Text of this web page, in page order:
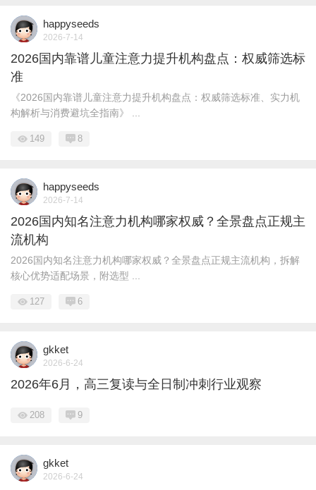
happyseeds
2026-7-14
2026国内靠谱儿童注意力提升机构盘点：权威筛选标
准
《2026国内靠谱儿童注意力提升机构盘点：权威筛选标准、实力机
构解析与消费避坑全指南》 ...
149 8
happyseeds
2026-7-14
2026国内知名注意力机构哪家权威？全景盘点正规主
流机构
2026国内知名注意力机构哪家权威？全景盘点正规主流机构，拆解
核心优势适配场景，附选型 ...
127 6
gkket
2026-6-24
2026年6月，高三复读与全日制冲刺行业观察
208 9
gkket
2026-6-24